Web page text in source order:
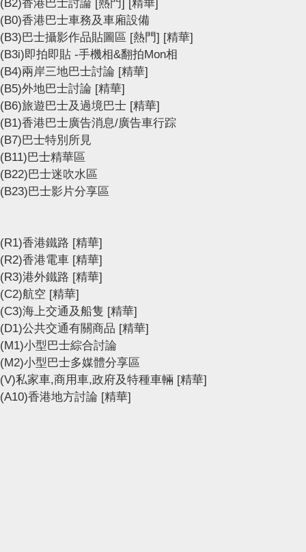
(B2)香港巴士討論 [熱門] [精華]
(B0)香港巴士車務及車廂設備
(B3)巴士攝影作品貼圖區 [熱門] [精華]
(B3i)即拍即貼 -手機相&翻拍Mon相
(B4)兩岸三地巴士討論 [精華]
(B5)外地巴士討論 [精華]
(B6)旅遊巴士及過境巴士 [精華]
(B1)香港巴士廣告消息/廣告車行踪
(B7)巴士特別所見
(B11)巴士精華區
(B22)巴士迷吹水區
(B23)巴士影片分享區
(R1)香港鐵路 [精華]
(R2)香港電車 [精華]
(R3)港外鐵路 [精華]
(C2)航空 [精華]
(C3)海上交通及船隻 [精華]
(D1)公共交通有關商品 [精華]
(M1)小型巴士綜合討論
(M2)小型巴士多媒體分享區
(V)私家車,商用車,政府及特種車輛 [精華]
(A10)香港地方討論 [精華]